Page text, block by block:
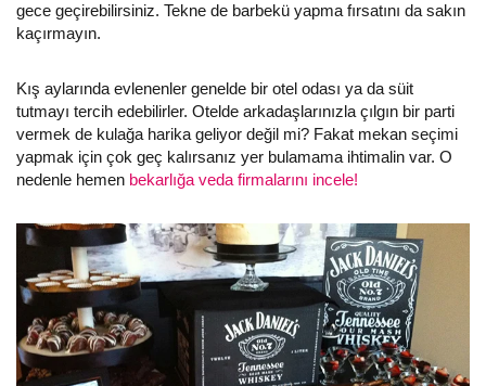
gece geçirebilirsiniz. Tekne de barbekü yapma fırsatını da sakın
kaçırmayın.
Kış aylarında evlenenler genelde bir otel odası ya da süit
tutmayı tercih edebilirler. Otelde arkadaşlarınızla çılgın bir parti
vermek de kulağa harika geliyor değil mi? Fakat mekan seçimi
yapmak için çok geç kalırsanız yer bulamama ihtimalin var. O
nedenle hemen bekarlığa veda firmalarını incele!